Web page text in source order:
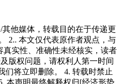
他媒体，转载目的在于传递更
2.. 本文仅代表原作者观点，与
实性、准确性未经核实，读者
版权问题，请权利人第一时间
们将立即删除。 4. 转载时禁止
本声明最终解释权归[经济形势